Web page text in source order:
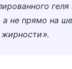
не прямо на
жирности».